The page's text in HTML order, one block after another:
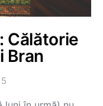
Călătorie
Bran